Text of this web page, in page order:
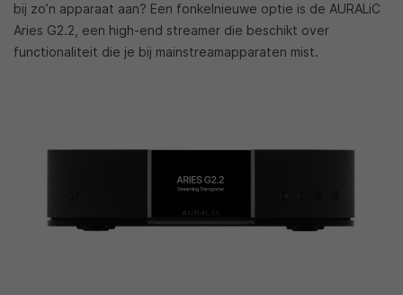
bij zo’n apparaat aan? Een fonkelnieuwe optie is de AURALiC
Aries G2.2, een high-end streamer die beschikt over
functionaliteit die je bij mainstreamapparaten mist.